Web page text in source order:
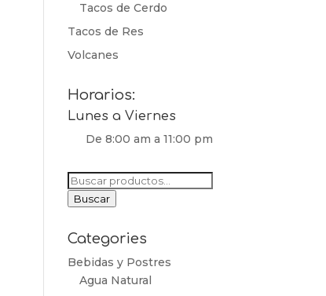
Tacos de Cerdo
Tacos de Res
Volcanes
Horarios:
Lunes a Viernes
De 8:00 am a 11:00 pm
Buscar
por:
Buscar
Categories
Bebidas y Postres
Agua Natural